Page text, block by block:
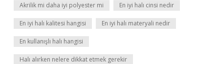
Akrilik mi daha iyi polyester mi En iyi halı cinsi nedir
En iyi halı kalitesi hangisi En iyi halı materyali nedir
En kullanışlı halı hangisi
Halı alırken nelere dikkat etmek gerekir